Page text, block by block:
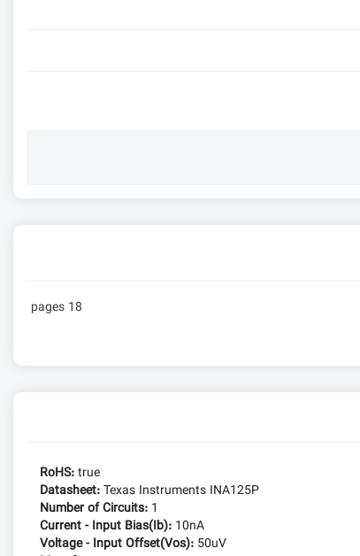
18 pages
RoHS:true
Datasheet:Texas Instruments INA125P
Number of Circuits: 1
Current - Input Bias(Ib): 10nA
Voltage - Input Offset(Vos): 50uV